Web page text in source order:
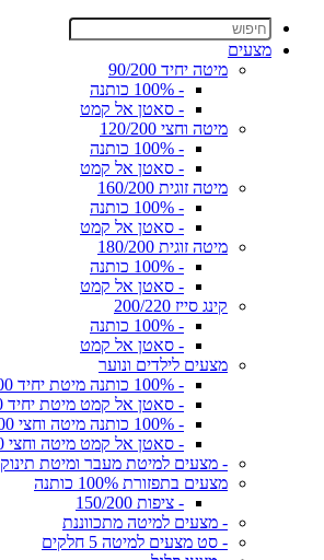
מצעים
מיטה יחיד 90/200
- 100% כותנה
- סאטן אל קמט
מיטה וחצי 120/200
- 100% כותנה
- סאטן אל קמט
מיטה זוגית 160/200
- 100% כותנה
- סאטן אל קמט
מיטה זוגית 180/200
- 100% כותנה
- סאטן אל קמט
קינג סייז 200/220
- 100% כותנה
- סאטן אל קמט
מצעים לילדים ונוער
- 100% כותנה מיטת יחיד 90/200
- סאטן אל קמט מיטת יחיד 90/200
- 100% כותנה מיטה וחצי 120/200
- סאטן אל קמט מיטה וחצי 120/200
- מצעים למיטת מעבר ומיטת תינוק
מצעים בתפזורת 100% כותנה
- ציפות 150/200
- מצעים למיטה מתכווננת
- סט מצעים למיטה 5 חלקים